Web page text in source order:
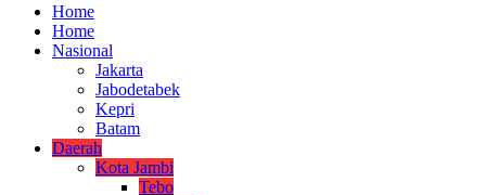
Home
Home
Nasional
Jakarta
Jabodetabek
Kepri
Batam
Daerah
Kota Jambi
Tebo